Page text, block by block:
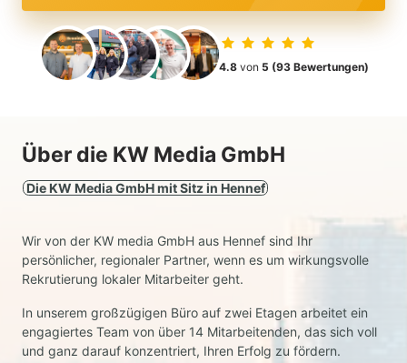
4.8 von 5 (93 Bewertungen)
Über die KW Media GmbH
Die KW Media GmbH mit Sitz in Hennef
Wir von der KW media GmbH aus Hennef sind
persönlicher, regionaler Partner, wenn es um
Rekrutierung lokaler Mitarbeiter geht.
In unserem großzügigen Büro auf zwei Etagen arbeitet
engagiertes Team von über 14 Mitarbeitenden, das sich
und ganz darauf konzentriert, Ihren Erfolg zu fördern.